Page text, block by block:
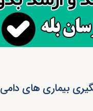
بیماری های دامی ۱۴۰۰